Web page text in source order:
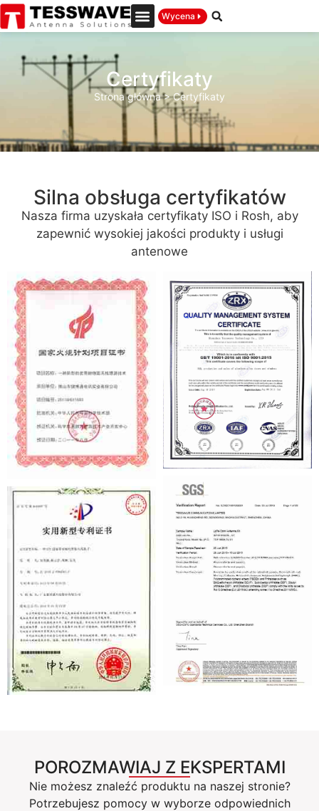
Wycena
Certyfikaty
Strona główna>Certyfikaty
Silna obsługa certyfikatów
Nasza firma uzyskała certyfikaty ISO i Rosh, aby
zapewnić wysokiej jakości produkty i usługi
antenowe
POROZMAWIAJ Z EKSPERTAMI
Nie możesz znaleźć produktu na naszej stronie?
Potrzebujesz pomocy w wyborze odpowiednich